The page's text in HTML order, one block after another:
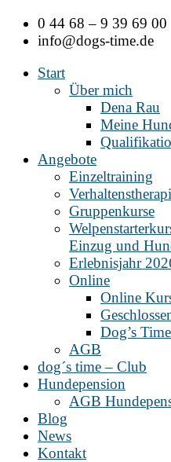
Zum
Inhalt
0 44 68 – 9 39 69 00
info@dogs-time.de
Start
Über mich
Dena Rau
Meine
Angebote
Einzeltraining
Gruppenkurse
Einzug und
Erlebnisjahr
Online
Online
Dog’s
AGB
dog´s time – Club
Hundepension
AGB
Blog
News
Kontakt